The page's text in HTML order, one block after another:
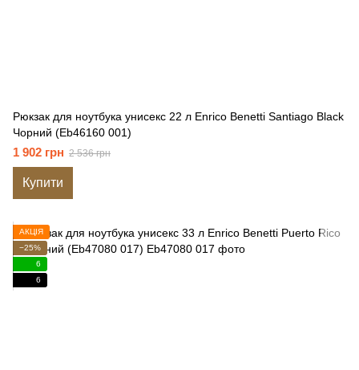
Рюкзак для ноутбука унисекс 22 л Enrico Benetti Santiago Black
Чорний (Eb46160 001)
1 902 грн 2 536 грн
Купити
АКЦІЯ
−25%
6
6